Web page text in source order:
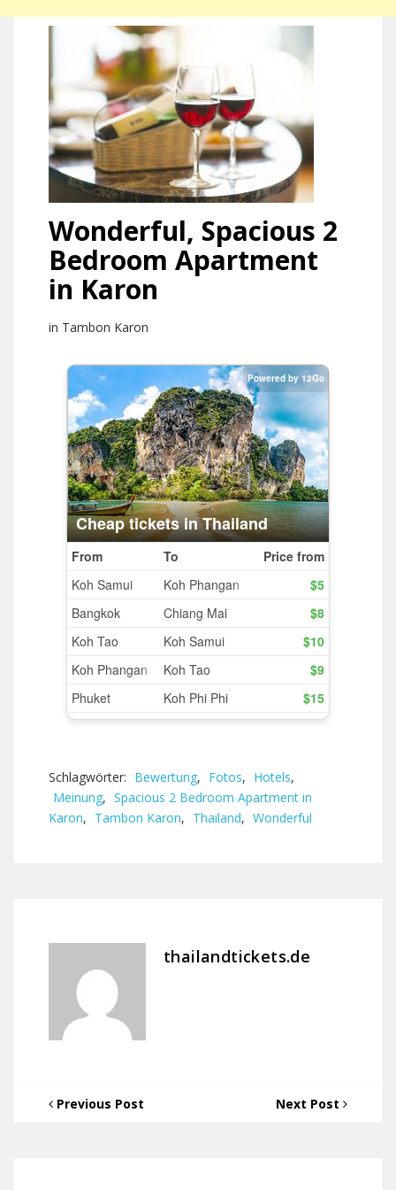
Wonderful, Spacious 2
Bedroom Apartment
in Karon
in Tambon Karon
Schlagwörter: Bewertung, Fotos, Hotels,
Meinung, Spacious 2 Bedroom Apartment in
Karon, Tambon Karon, Thailand, Wonderful
thailandtickets.de
Previous Post Next Post